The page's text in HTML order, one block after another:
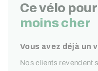
Ce vélo
moins cher
Vous avez déjà un
Nos clients revendent